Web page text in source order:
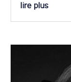
lire plus